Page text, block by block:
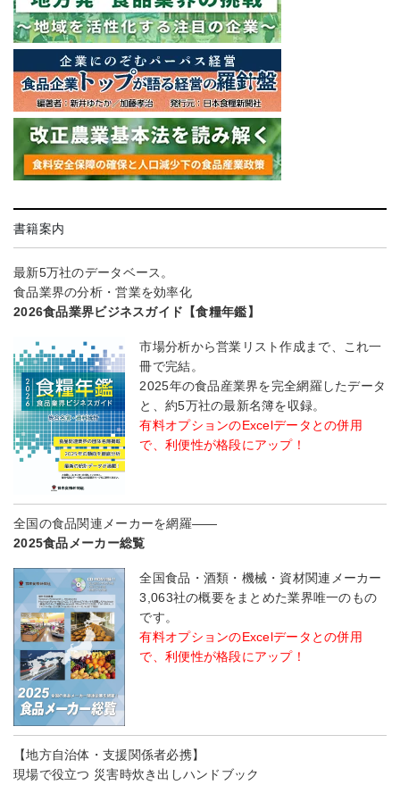
書籍案内
最新5万社のデータベース。
食品業界の分析・営業を効率化
2026食品業界ビジネスガイド【食糧年鑑】
市場分析から営業リスト作成まで、これ一
冊で完結。
2025年の食品産業界を完全網羅したデータ
と、約5万社の最新名簿を収録。
有料オプションのExcelデータとの併用
で、利便性が格段にアップ！
全国の食品関連メーカーを網羅――
2025食品メーカー総覧
全国食品・酒類・機械・資材関連メーカー
3,063社の概要をまとめた業界唯一のもの
です。
有料オプションのExcelデータとの併用
で、利便性が格段にアップ！
【地方自治体・支援関係者必携】
現場で役立つ 災害時炊き出しハンドブック